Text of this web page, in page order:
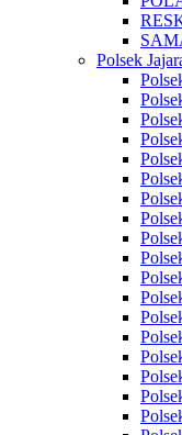
Polsek